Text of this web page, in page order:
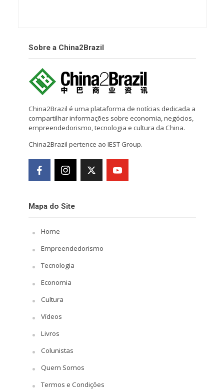
Sobre a China2Brazil
China2Brazil é uma plataforma de notícias dedicada a
compartilhar informações sobre economia, negócios,
empreendedorismo, tecnologia e cultura da China.
China2Brazil pertence ao IEST Group.
Mapa do Site
Home
Empreendedorismo
Tecnologia
Economia
Cultura
Vídeos
Livros
Colunistas
Quem Somos
Termos e Condições